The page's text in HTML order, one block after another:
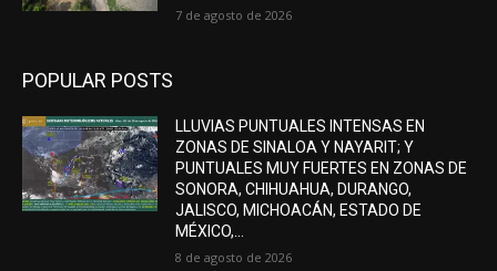
7 de agosto de 2026
POPULAR POSTS
LLUVIAS PUNTUALES INTENSAS EN
ZONAS DE SINALOA Y NAYARIT; Y
PUNTUALES MUY FUERTES EN ZONAS DE
SONORA, CHIHUAHUA, DURANGO,
JALISCO, MICHOACÁN, ESTADO DE
MÉXICO,...
8 de agosto de 2026